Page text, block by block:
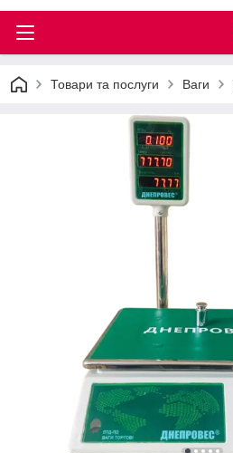
Товари та послуги Ваги